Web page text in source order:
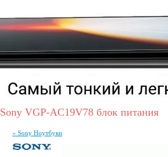
Sony VGP-AC19V78 блок питания
« Sony Ноутбуки